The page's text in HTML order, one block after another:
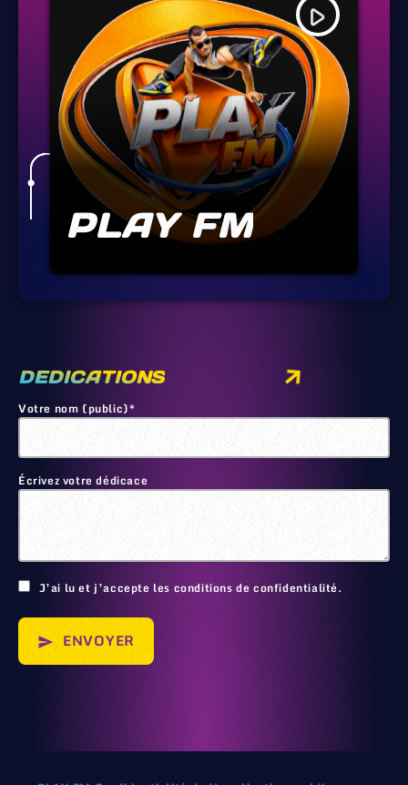
play_arrow
PLAY FM
DEDICATIONS
Votre nom (public)*
Écrivez votre dédicace
J’ai lu et j’accepte les conditions de confidentialité.
send ENVOYER